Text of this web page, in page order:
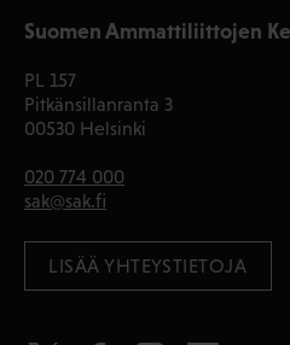
Suomen Ammattiliittojen
PL 157
Pitkänsillanranta 3
00530 Helsinki
020 774 000
sak@sak.fi
LISÄÄ YHTEYSTIETOJA